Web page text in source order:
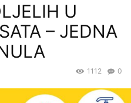
U
– JEDNA
0
1112